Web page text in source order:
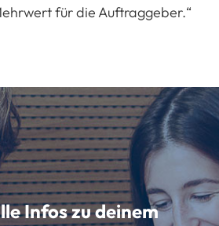
für die Auftraggeber.“
Infos zu deinem